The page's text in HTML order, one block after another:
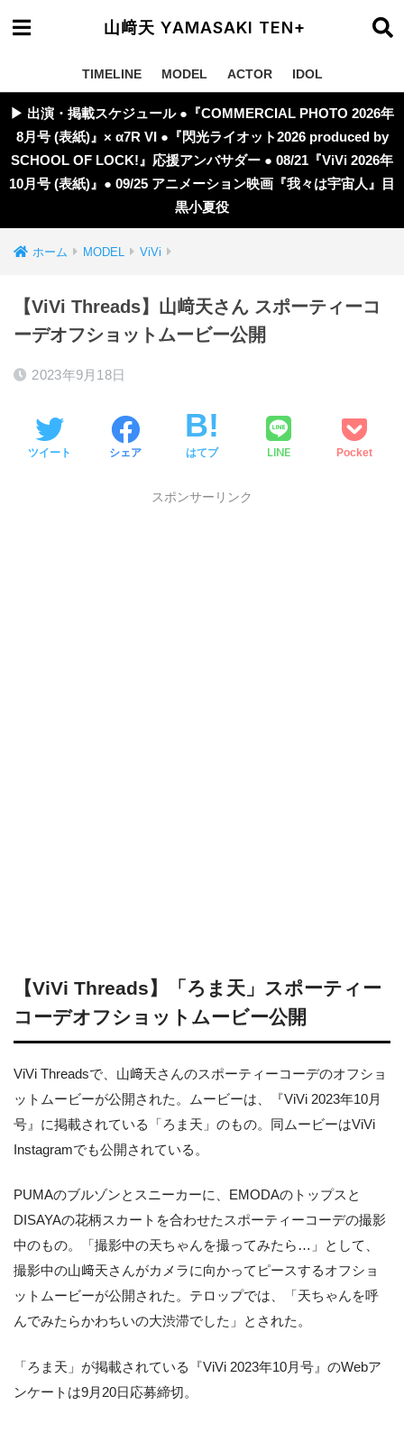
山﨑天 YAMASAKI TEN+
TIMELINE MODEL ACTOR IDOL
▶︎ 出演・掲載スケジュール ●『COMMERCIAL PHOTO 2026年
8月号 (表紙)』× α7R VI ●『閃光ライオット2026 produced by
SCHOOL OF LOCK!』応援アンバサダー ● 08/21『ViVi 2026年
10月号 (表紙)』● 09/25 アニメーション映画『我々は宇宙人』目
黒小夏役
ホーム MODEL ViVi
【ViVi Threads】山﨑天さん スポーティーコ
ーデオフショットムービー公開
2023年9月18日
ツイート シェア はてブ LINE Pocket
スポンサーリンク
【ViVi Threads】「ろま天」スポーティー
コーデオフショットムービー公開
ViVi Threadsで、山﨑天さんのスポーティーコーデのオフショ
ットムービーが公開された。ムービーは、『ViVi 2023年10月
号』に掲載されている「ろま天」のもの。同ムービーはViVi
Instagramでも公開されている。
PUMAのブルゾンとスニーカーに、EMODAのトップスと
DISAYAの花柄スカートを合わせたスポーティーコーデの撮影
中のもの。「撮影中の天ちゃんを撮ってみたら…」として、
撮影中の山﨑天さんがカメラに向かってピースするオフショ
ットムービーが公開された。テロップでは、「天ちゃんを呼
んでみたらかわちいの大渋滞でした」とされた。
「ろま天」が掲載されている『ViVi 2023年10月号』のWebア
ンケートは9月20日応募締切。